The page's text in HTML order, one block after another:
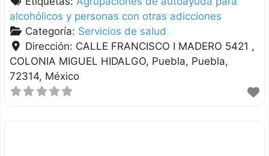
alcohólicos y personas con otras adicciones
Categoría: Servicios de salud
Dirección: CALLE FRANCISCO I MADERO 5421 ,
COLONIA MIGUEL HIDALGO Puebla Puebla
72314 México